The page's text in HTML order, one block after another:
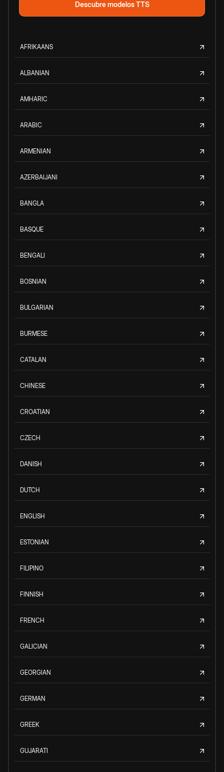
Descubre modelos TTS
AFRIKAANS
ALBANIAN
AMHARIC
ARABIC
ARMENIAN
AZERBAIJANI
BANGLA
BASQUE
BENGALI
BOSNIAN
BULGARIAN
BURMESE
CATALAN
CHINESE
CROATIAN
CZECH
DANISH
DUTCH
ENGLISH
ESTONIAN
FILIPINO
FINNISH
FRENCH
GALICIAN
GEORGIAN
GERMAN
GREEK
GUJARATI